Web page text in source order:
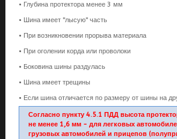
• Глубина протектора менее 3 мм
• Шина имеет "лысую" часть
• При возникновении прорыва материала
• При оголении корда или проволоки
• Боковина шины раздулась
• Шина имеет трещины
• Если шина отличается по размеру от шины на
Согласно пункту 4.5.1 ПДД высота
не менее 1,6 мм - для легковых
грузовых автомобилей и прицепов